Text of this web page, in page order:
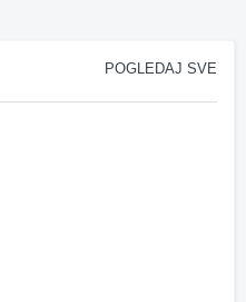
POGLEDAJ SVE